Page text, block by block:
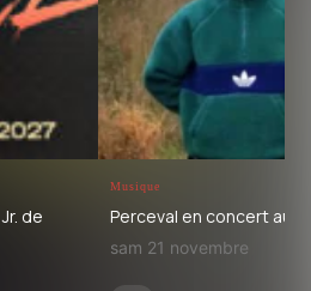
de
Musique
Perceval en concert au
sam 21 novembre